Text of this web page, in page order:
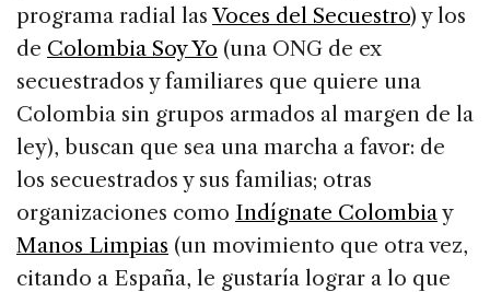
programa radial las Voces del Secuestro) y los
de Colombia Soy Yo (una ONG de ex
secuestrados y familiares que quiere una
Colombia sin grupos armados al margen de la
ley), buscan que sea una marcha a favor: de
los secuestrados y sus familias; otras
organizaciones como Indígnate Colombiay
Manos Limpias (un movimiento que otra vez,
citando a España, le gustaría lograr a lo que